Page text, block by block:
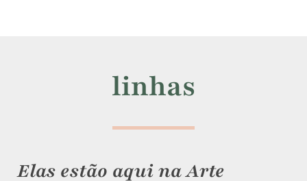
linhas
Elas estão aqui na Arte